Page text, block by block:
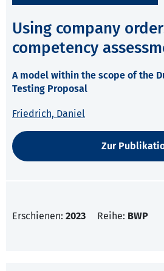
Using company
competency
A model within the scope of the
Testing Proposal
Friedrich, Daniel
Zur
Erschienen: 2023 Reihe: BWP